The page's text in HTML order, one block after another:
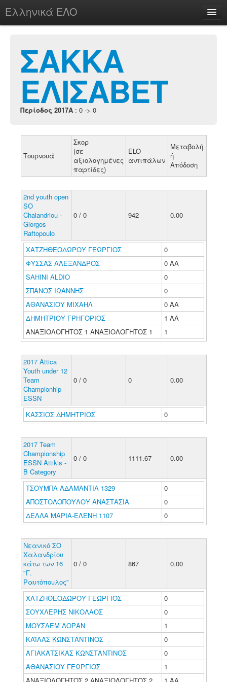
Ελληνικά ΕΛΟ
chesstu.be @ discord
Login
ΣΑΚΚΑ
ΕΛΙΣΑΒΕΤ
Περίοδος 2017A : 0 -> 0
Τουρνουά
Σκορ
(σε
αξιολογημένες
παρτίδες)
ELO
αντιπάλων
Μεταβολή
ή
Απόδοση
2nd youth open
SO
Chalandriou -
Giorgos
Raftopoulo
0 / 0 942 0.00
ΧΑΤΖΗΘΕΟΔΩΡΟΥ ΓΕΩΡΓΙΟΣ
0
ΦΥΣΣΑΣ ΑΛΕΞΑΝΔΡΟΣ
0 ΑΑ
SAHINI ALDIO
0
ΣΠΑΝΟΣ ΙΩΑΝΝΗΣ
0
ΑΘΑΝΑΣΙΟΥ ΜΙΧΑΗΛ
0 ΑΑ
ΔΗΜΗΤΡΙΟΥ ΓΡΗΓΟΡΙΟΣ
1 ΑΑ
ΑΝΑΞΙΟΛΟΓΗΤΟΣ 1 ΑΝΑΞΙΟΛΟΓΗΤΟΣ 1
1
2017 Attica
Youth under 12
Team
Championhip -
ESSN
0 / 0 0 0.00
ΚΑΣΣΙΟΣ ΔΗΜΗΤΡΙΟΣ 0
2017 Team
Championship
ESSN Attikis -
B Category
0 / 0 1111.67 0.00
ΤΣΟΥΜΠΑ ΑΔΑΜΑΝΤΙΑ 1329
0
ΑΠΟΣΤΟΛΟΠΟΥΛΟΥ ΑΝΑΣΤΑΣΙΑ
0
ΔΕΛΛΑ ΜΑΡΙΑ-ΕΛΕΝΗ 1107
0
Νεανικό ΣΟ
Χαλανδρίου
κάτω των 16
"Γ.
Ραυτόπουλος"
0 / 0 867 0.00
ΧΑΤΖΗΘΕΟΔΩΡΟΥ ΓΕΩΡΓΙΟΣ
0
ΣΟΥΧΛΕΡΗΣ ΝΙΚΟΛΑΟΣ
0
ΜΟΥΣΛΕΜ ΛΟΡΑΝ
1
ΚΑΪΛΑΣ ΚΩΝΣΤΑΝΤΙΝΟΣ
0
ΑΓΙΑΚΑΤΣΙΚΑΣ ΚΩΝΣΤΑΝΤΙΝΟΣ
0
ΑΘΑΝΑΣΙΟΥ ΓΕΩΡΓΙΟΣ
1